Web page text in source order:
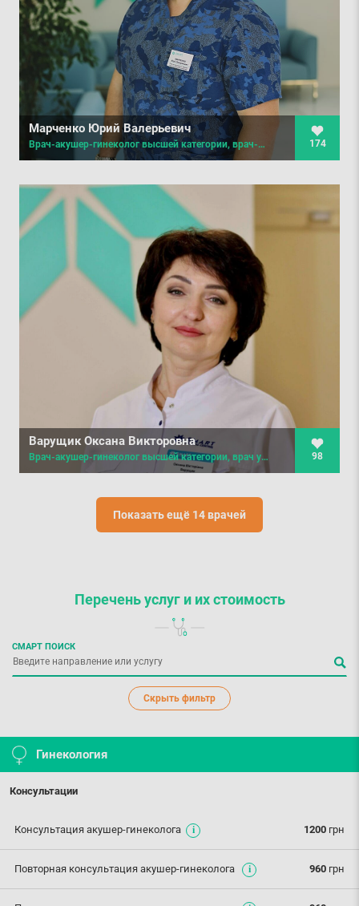
174
Марченко Юрий Валерьевич
Врач-акушер-гинеколог высшей категории, врач-маммолог, врач ультразвуковой диагностики, хирург, онкохирург, врач семейной медицины
98
Варущик Оксана Викторовна
Врач-акушер-гинеколог высшей категории, врач ультразвуковой диагностики
Показать ещё 14 врачей
Перечень услуг и их стоимость
СМАРТ ПОИСК
Скрыть фильтр
Гинекология
Консультации
1200 грн
Консультация акушер-гинеколога
960 грн
Повторная консультация акушер-гинеколога